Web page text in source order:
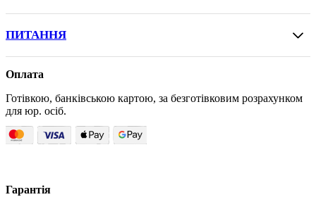
ПИТАННЯ
Оплата
Готівкою, банківською картою, за безготівковим розрахунком
для юр. осіб.
Гарантія